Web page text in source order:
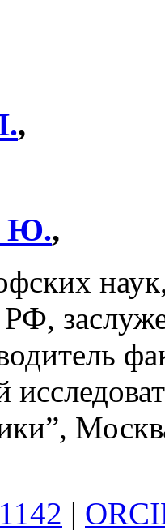
,
Ю.,
РФ,
|